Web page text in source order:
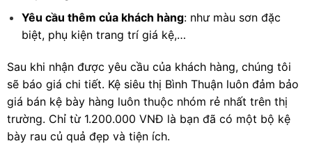
Yêu cầu thêm của khách hàng: như màu sơn đặc
biệt, phụ kiện trang trí giá kệ,…
Sau khi nhận được yêu cầu của khách hàng, chúng tôi
sẽ báo giá chi tiết. Kệ siêu thị Bình Thuận luôn đảm bảo
giá bán kệ bày hàng luôn thuộc nhóm rẻ nhất trên thị
trường. Chỉ từ 1.200.000 VNĐ là bạn đã có một bộ kệ
bày rau củ quả đẹp và tiện ích.